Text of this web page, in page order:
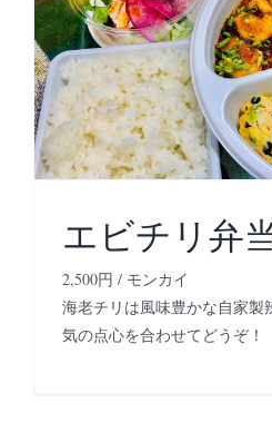
エビチリ弁
2,500円 / モンカイ
海老チリは風味豊かな自家製
気の点心を合わせてどうぞ！